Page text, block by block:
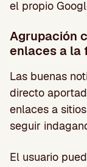
el propio
Agrupación
enlaces a la
Las buenas
directo
enlaces a
seguir
El usuario